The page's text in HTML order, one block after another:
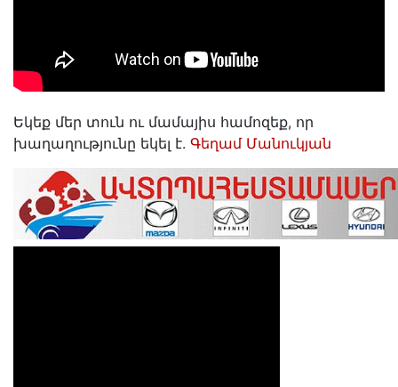
Եկեք մեր տուն ու մամայիս համոզեք, որ
խաղաղությունը եկել է. Գեղամ Մանուկյան